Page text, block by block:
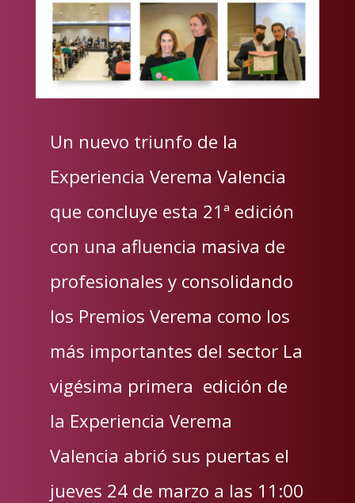
Un nuevo triunfo de la
Experiencia Verema Valencia
que concluye esta 21ª edición
con una afluencia masiva de
profesionales y consolidando
los Premios Verema como los
más importantes del sector La
vigésima primera edición de
la Experiencia Verema
Valencia abrió sus puertas el
jueves 24 de marzo a las 11:00